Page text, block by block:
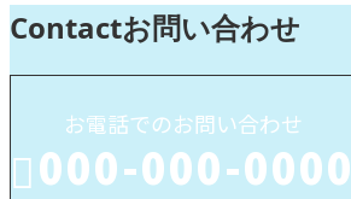
Contactお問い合わせ
お電話でのお問い合わせ
000-000-0000